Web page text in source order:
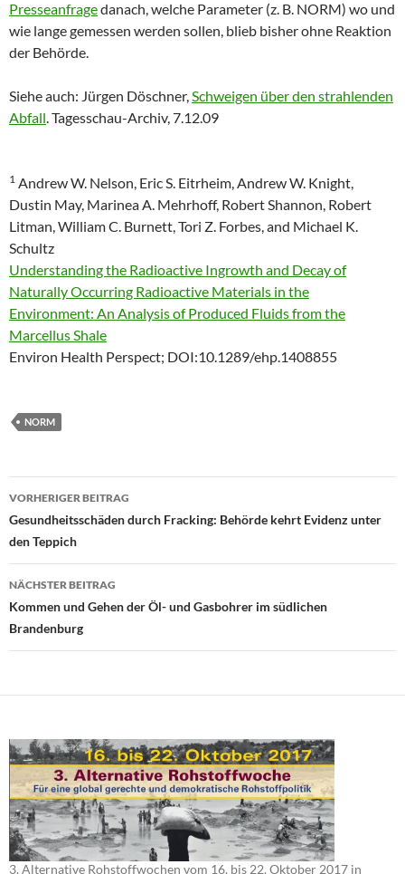
Presseanfragedanach, welche Parameter (z. B. NORM) wo und
wie lange gemessen werden sollen, blieb bisher ohne Reaktion
der Behörde.
Siehe auch: Jürgen Döschner,Schweigen über den strahlenden
Abfall. Tagesschau-Archiv, 7.12.09
1 Andrew W. Nelson, Eric S. Eitrheim, Andrew W. Knight,
Dustin May, Marinea A. Mehrhoff, Robert Shannon, Robert
Litman, William C. Burnett, Tori Z. Forbes, and Michael K.
Schultz
Understanding the Radioactive Ingrowth and Decay of
Naturally Occurring Radioactive Materials in the
Environment: An Analysis of Produced Fluids from the
Marcellus Shale
Environ Health Perspect; DOI:10.1289/ehp.1408855
NORM
Beitragsnavigation
VORHERIGER BEITRAG
Gesundheitsschäden durch Fracking: Behörde kehrt Evidenz unter
den Teppich
NÄCHSTER BEITRAG
Kommen und Gehen der Öl- und Gasbohrer im südlichen
Brandenburg
3. Alternative Rohstoffwochen vom 16. bis 22. Oktober 2017 in